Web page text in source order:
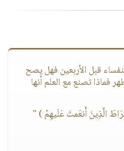
قبل الأربعين فهل يصح
فماذا تصنع مع العلم أنها
الَّذِينَ أَنعَمتَ عَلَيهِمْ ) "